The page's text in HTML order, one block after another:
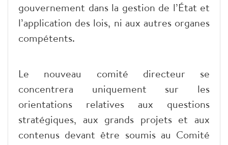
gouvernement dans la gestion de l’État et
l’application des lois, ni aux autres organes
compétents.
Le nouveau comité directeur se
concentrera uniquement sur les
orientations relatives aux questions
stratégiques, aux grands projets et aux
contenus devant être soumis au Comité